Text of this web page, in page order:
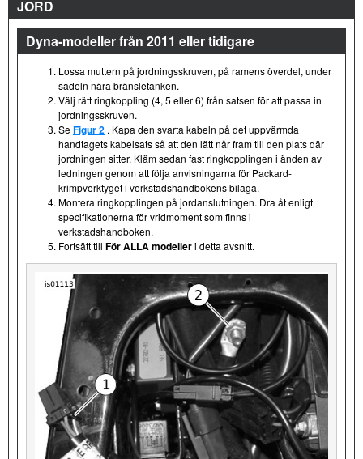
JORD
Dyna-modeller från 2011 eller tidigare
Lossa muttern på jordningsskruven, på ramens överdel, under
sadeln nära bränsletanken.
Välj rätt ringkoppling (4, 5 eller 6) från satsen för att passa in
jordningsskruven.
SeFigur 2 . Kapa den svarta kabeln på det uppvärmda
handtagets kabelsats så att den lätt når fram till den plats där
jordningen sitter. Kläm sedan fast ringkopplingen i änden av
ledningen genom att följa anvisningarna för Packard-
krimpverktyget i verkstadshandbokens bilaga.
Montera ringkopplingen på jordanslutningen. Dra åt enligt
specifikationerna för vridmoment som finns i
verkstadshandboken.
Fortsätt till För ALLA modelleri detta avsnitt.